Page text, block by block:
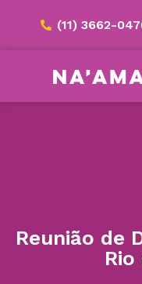
(11) 3662-
Reunião de